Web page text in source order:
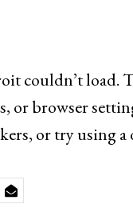
couldn’t load.
or browser
or try using